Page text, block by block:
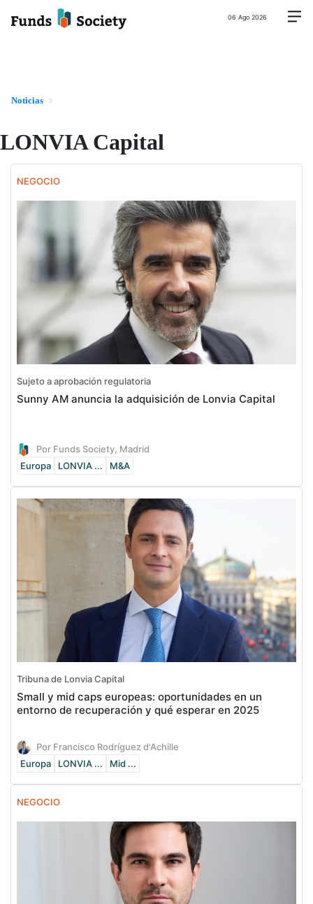
06 Ago 2026
Noticias
LONVIA Capital
NEGOCIO
Sujeto a aprobación regulatoria
Sunny AM anuncia la adquisición de Lonvia Capital
Por Funds Society, Madrid
Europa
LONVIA ... M&A
Tribuna de Lonvia Capital
Small y mid caps europeas: oportunidades en un
entorno de recuperación y qué esperar en 2025
Por Francisco Rodríguez d'Achille
Europa
LONVIA ... Mid ...
NEGOCIO